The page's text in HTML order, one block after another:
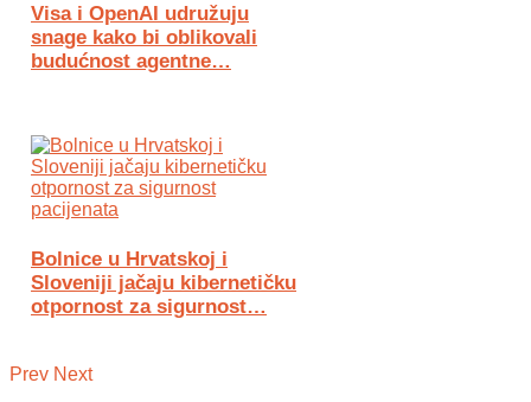
Visa i OpenAI udružuju
snage kako bi oblikovali
budućnost agentne…
Bolnice u Hrvatskoj i
Sloveniji jačaju kibernetičku
otpornost za sigurnost…
Prev Next